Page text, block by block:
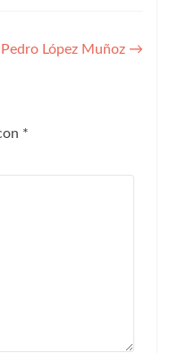
Pedro López Muñoz →
*